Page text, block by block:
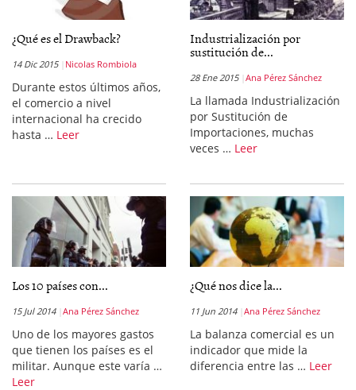
¿Qué es el Drawback?
14 Dic 2015 Nicolas Rombiola
Durante estos últimos años,
el comercio a nivel
internacional ha crecido
hasta … Leer
Industrialización por
sustitución de...
28 Ene 2015 Ana Pérez Sánchez
La llamada Industrialización
por Sustitución de
Importaciones, muchas
veces … Leer
Los 10 países con...
15 Jul 2014 Ana Pérez Sánchez
Uno de los mayores gastos
que tienen los países es el
militar. Aunque este varía …
Leer
¿Qué nos dice la...
11 Jun 2014 Ana Pérez Sánchez
La balanza comercial es un
indicador que mide la
diferencia entre las … Leer